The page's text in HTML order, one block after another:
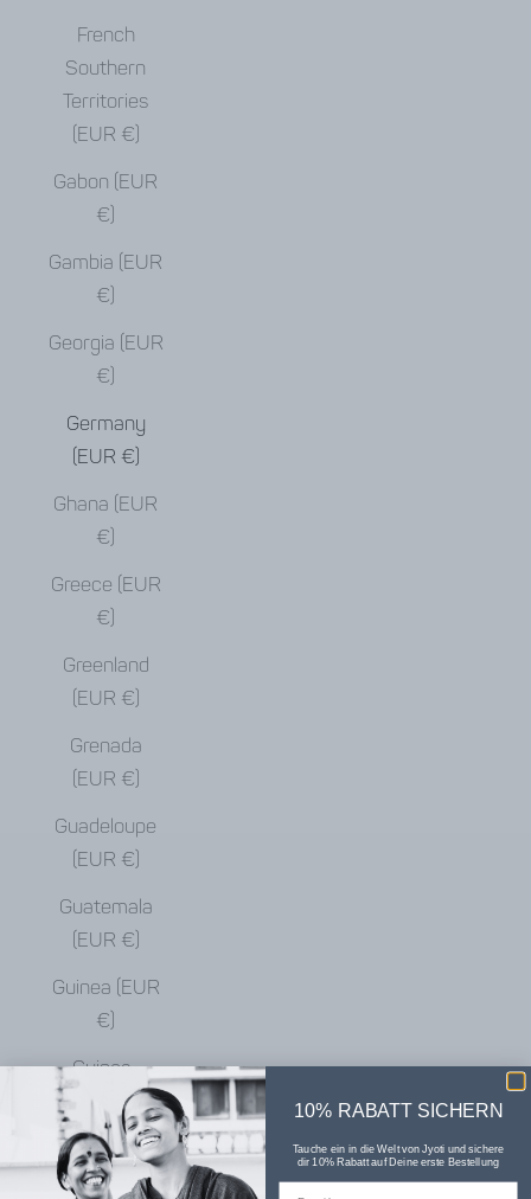
French
Southern
Territories
(EUR €)
Gabon (EUR
€)
Gambia (EUR
€)
Georgia (EUR
€)
Germany
(EUR €)
Ghana (EUR
€)
Greece (EUR
€)
Greenland
(EUR €)
Grenada
(EUR €)
Guadeloupe
(EUR €)
Guatemala
(EUR €)
Guinea (EUR
€)
Guinea-
Bissau (EUR
€)
Guyana (EUR
10% RABATT SICHERN
Tauche ein in die Welt von Jyoti und sichere
dir 10% Rabatt auf Deine erste Bestellung